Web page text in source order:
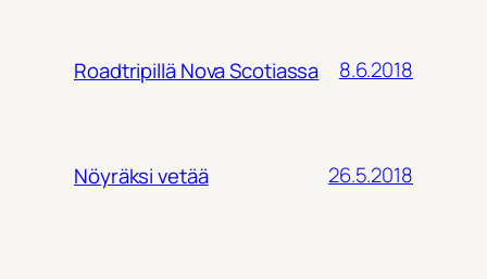
Roadtripillä Nova Scotiassa 8.6.2018
Nöyräksi vetää 26.5.2018